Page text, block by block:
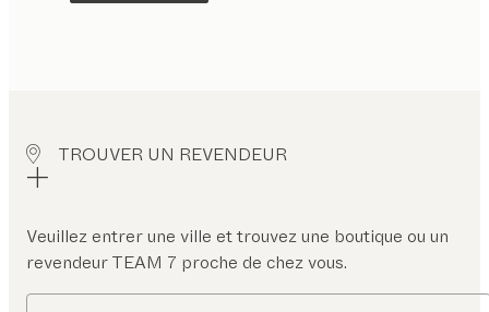
TROUVER UN REVENDEUR
Veuillez entrer une ville et trouvez une boutique ou un
revendeur TEAM 7 proche de chez vous.